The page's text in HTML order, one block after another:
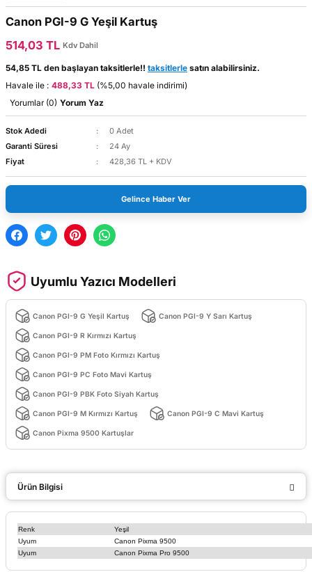
Canon PGI-9 G Yeşil Kartuş
514,03 TL Kdv Dahil
54,85 TL den başlayan taksitlerle!! taksitlerle satın alabilirsiniz.
Havale ile : 488,33 TL (%5,00 havale indirimi)
Yorumlar (0) Yorum Yaz
Stok Adedi
0 Adet
Garanti Süresi
24 Ay
Fiyat
428,36 TL + KDV
Gelince Haber Ver
Uyumlu Yazıcı Modelleri
Canon PGI-9 G Yeşil Kartuş Canon PGI-9 Y Sarı Kartuş
Canon PGI-9 R Kırmızı Kartuş
Canon PGI-9 PM Foto Kırmızı Kartuş
Canon PGI-9 PC Foto Mavi Kartuş
Canon PGI-9 PBK Foto Siyah Kartuş
Canon PGI-9 M Kırmızı Kartuş Canon PGI-9 C Mavi Kartuş
Canon Pixma 9500 Kartuşlar
Ürün Bilgisi
Renk
Yeşil
Uyum
Canon Pixma 9500
Uyum
Canon Pixma Pro 9500